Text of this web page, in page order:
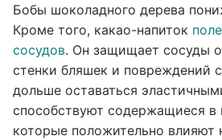
Бобы шоколадного дерева
Кроме того, какао-напиток
сосудов. Он защищает сосуды
стенки бляшек и повреждений
дольше оставаться
способствуют содержащиеся в
которые положительно влияют